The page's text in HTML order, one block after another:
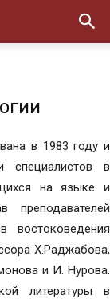
в 1983 году и
специалистов в
на языке и
преподавателей
востоковедения
Х.Раджабова,
и И. Нурова.
литературы в